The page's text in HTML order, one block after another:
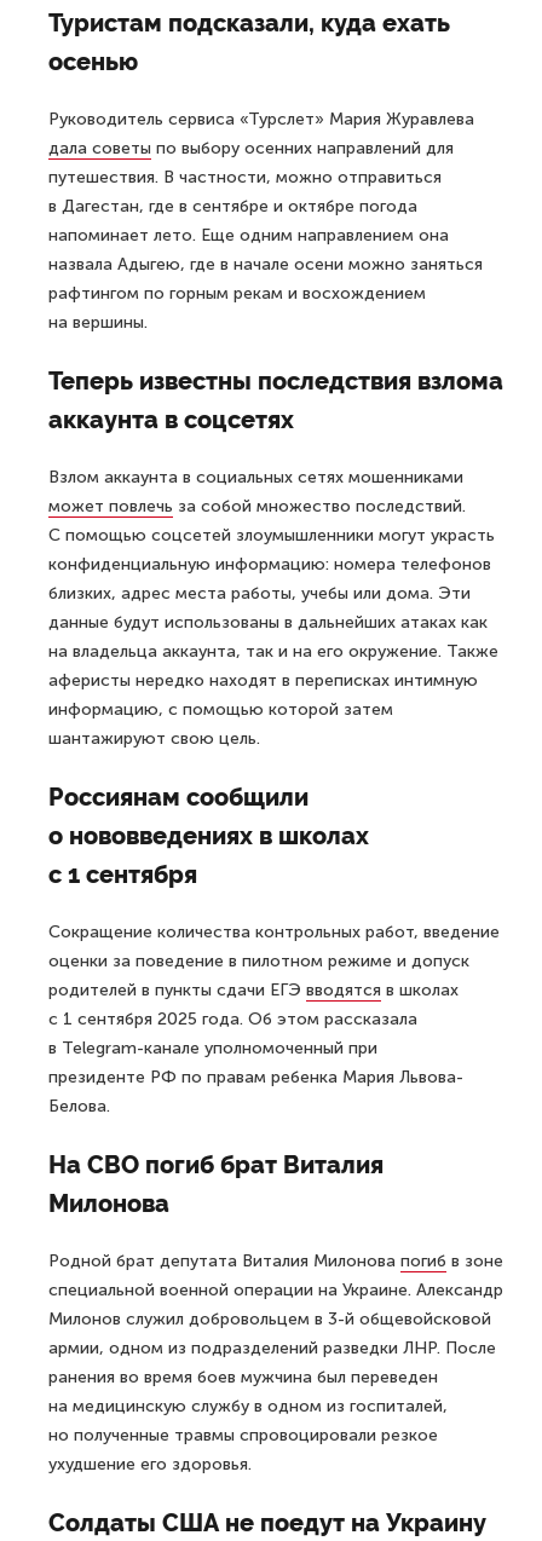
Туристам подсказали, куда ехать
осенью
Руководитель сервиса «Турслет» Мария Журавлева
дала советы по выбору осенних направлений для
путешествия. В частности, можно отправиться
в Дагестан, где в сентябре и октябре погода
напоминает лето. Еще одним направлением она
назвала Адыгею, где в начале осени можно заняться
рафтингом по горным рекам и восхождением
на вершины.
Теперь известны последствия взлома
аккаунта в соцсетях
Взлом аккаунта в социальных сетях мошенниками
может повлечь за собой множество последствий.
С помощью соцсетей злоумышленники могут украсть
конфиденциальную информацию: номера телефонов
близких, адрес места работы, учебы или дома. Эти
данные будут использованы в дальнейших атаках как
на владельца аккаунта, так и на его окружение. Также
аферисты нередко находят в переписках интимную
информацию, с помощью которой затем
шантажируют свою цель.
Россиянам сообщили
о нововведениях в школах
с 1 сентября
Сокращение количества контрольных работ, введение
оценки за поведение в пилотном режиме и допуск
родителей в пункты сдачи ЕГЭ вводятся в школах
с 1 сентября 2025 года. Об этом рассказала
в Telegram-канале уполномоченный при
президенте РФ по правам ребенка Мария Львова-
Белова.
На СВО погиб брат Виталия
Милонова
Родной брат депутата Виталия Милонова погиб в зоне
специальной военной операции на Украине. Александр
Милонов служил добровольцем в 3-й общевойсковой
армии, одном из подразделений разведки ЛНР. После
ранения во время боев мужчина был переведен
на медицинскую службу в одном из госпиталей,
но полученные травмы спровоцировали резкое
ухудшение его здоровья.
Солдаты США не поедут на Украину